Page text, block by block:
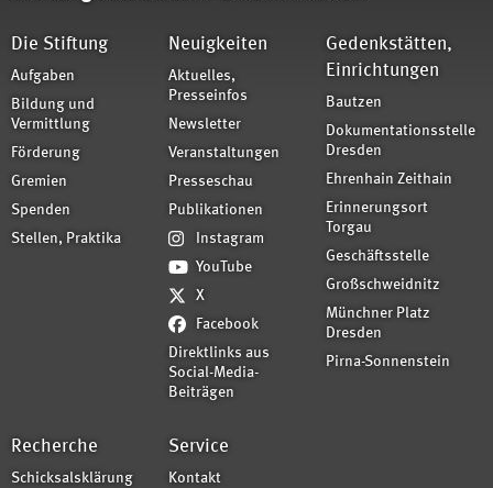
Die Stiftung
Aufgaben
Bildung und
Vermittlung
Förderung
Gremien
Spenden
Stellen, Praktika
Neuigkeiten
Aktuelles,
Presseinfos
Newsletter
Veranstaltungen
Presseschau
Publikationen
Instagram
YouTube
X
Facebook
Direktlinks aus
Social-Media-
Beiträgen
Gedenkstätten,
Einrichtungen
Bautzen
Dokumentationsstelle
Dresden
Ehrenhain Zeithain
Erinnerungsort
Torgau
Geschäftsstelle
Großschweidnitz
Münchner Platz
Dresden
Pirna-Sonnenstein
Recherche
Schicksalsklärung
Service
Kontakt